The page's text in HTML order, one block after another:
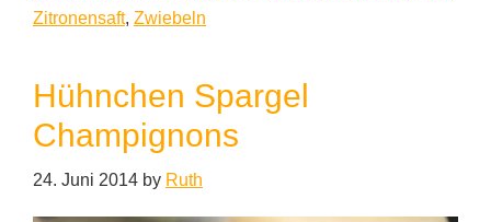
Zitronensaft, Zwiebeln
Hühnchen Spargel
Champignons
24. Juni 2014 by Ruth